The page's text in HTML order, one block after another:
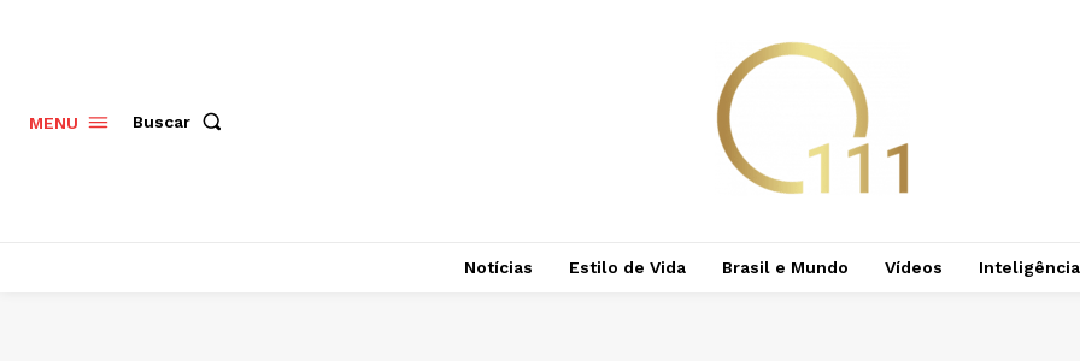
MENU Buscar
Notícias Estilo de Vida Brasil e Mundo Vídeos